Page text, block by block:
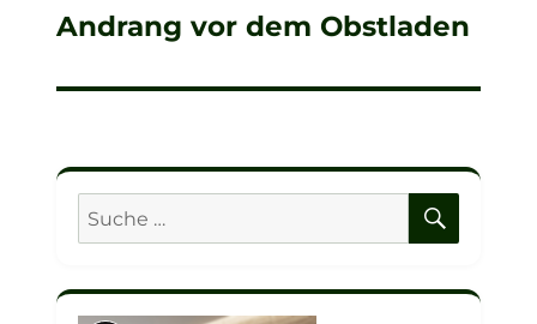
Nächster
Andrang vor dem Obstladen
Suche
nach: